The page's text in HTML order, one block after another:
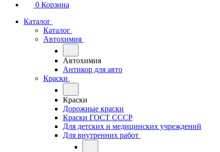
0 Корзина
Каталог
Каталог
Автохимия
Автохимия
Антикор для авто
Краски
Краски
Дорожные краски
Краски ГОСТ СССР
Для детских и медицинских учреждений
Для внутренних работ